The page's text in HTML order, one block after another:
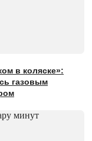
в коляске»:
газовым